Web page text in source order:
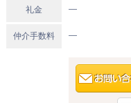
礼金 ―
仲介手数料 ―